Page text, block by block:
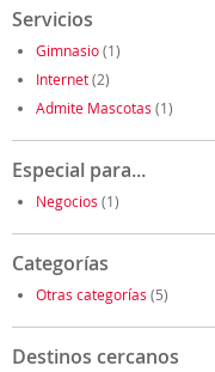
Servicios
Gimnasio(1)
Internet(2)
Admite Mascotas (1)
Especial para...
Negocios (1)
Categorías
Otras categorías (5)
Destinos cercanos